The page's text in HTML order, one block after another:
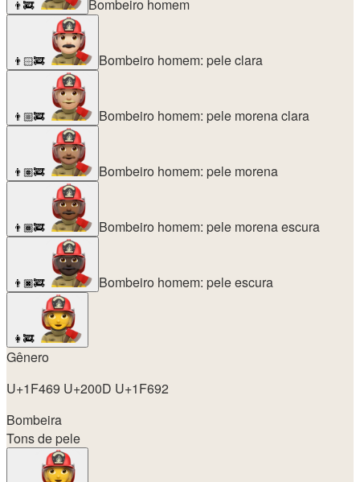
👨‍🚒 Bombeiro homem
👨🏻‍🚒 Bombeiro homem: pele clara
👨🏼‍🚒 Bombeiro homem: pele morena clara
👨🏽‍🚒 Bombeiro homem: pele morena
👨🏾‍🚒 Bombeiro homem: pele morena escura
👨🏿‍🚒 Bombeiro homem: pele escura
👩‍🚒
Gênero
U+1F469 U+200D U+1F692
Bombeira
Tons de pele